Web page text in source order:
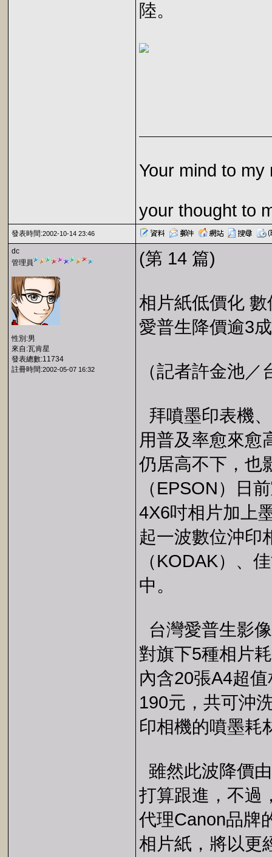
陸。
Your mind to my
your thought to
發表時間:2002-10-14 23:46
dc
管理員
性別:男
來自:瓦肯星
發表總數:11734
註冊時間:2002-05-07 16:32
(第 14 篇)
相片紙低價化
愛普生降價逾3
（記者許金池
拜噴墨印表機
用普及率愈來愈
仍居高不下，也
（EPSON）日
4X6吋相片加上
起一波數位沖印
（KODAK）、
中。
台灣愛普生影
對旗下5種相片
內含20張A4超
190元，共可沖
印相機的噴墨耗
雖然此波降價
打算跟進，不過
代理Canon品牌
相片紙，將以更